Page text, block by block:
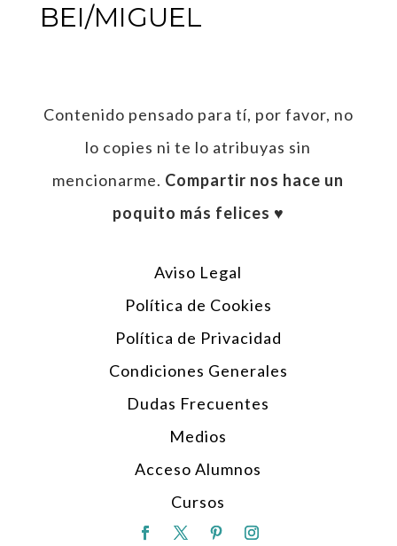
BEI/MIGUEL
Contenido pensado para tí, por favor, no
lo copies ni te lo atribuyas sin
mencionarme. Compartir nos hace un
poquito más felices ♥︎
Aviso Legal
Política de Cookies
Política de Privacidad
Condiciones Generales
Dudas Frecuentes
Medios
Acceso Alumnos
Cursos